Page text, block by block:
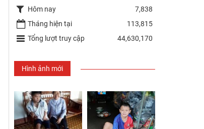
Hôm nay
7,838
Tháng hiện tại
113,815
Tổng lượt truy cập
44,630,170
Hình ảnh mới